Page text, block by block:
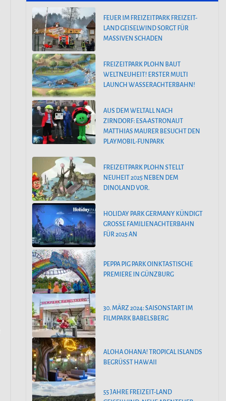
HOLIDAY PARK GERMANY KÜNDIGT
GROSSE FAMILIENACHTERBAHN F
ÜR 2025 AN
PEPPA PIG PARK OINKTASTISCHE
PREMIERE IN GÜNZBURG
FEUER IM FREIZEITPARK FREIZEIT-
LAND GEISELWIND SORGT FÜR
MASSIVEN SCHADEN
FREIZEITPARK PLOHN BAUT
WELTNEUHEIT! ERSTER MULTI
LAUNCH WASSERACHTERBAHN!
AUS DEM WELTALL NACH
ZIRNDORF: ESA-ASTRONAUT
MATTHIAS MAURER BESUCHT DEN
PLAYMOBIL-FUNPARK
FREIZEITPARK PLOHN STELLT
NEUHEIT 2025 NEBEN DEM
DINOLAND VOR.
HOLIDAY PARK GERMANY KÜNDIGT
GROSSE FAMILIENACHTERBAHN F
ÜR 2025 AN
PEPPA PIG PARK OINKTASTISCHE
PREMIERE IN GÜNZBURG
30. MÄRZ 2024: SAISONSTART IM
FILMPARK BABELSBERG
ALOHA OHANA! TROPICAL ISLANDS
BEGRÜSST HAWAII
55 JAHRE FREIZEIT-LAND